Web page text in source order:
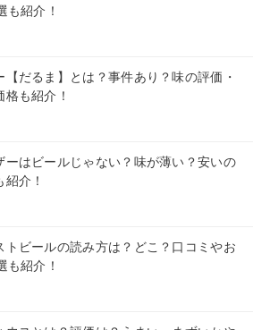
も紹介！
【だるま】とは？事件あり？味の評価・
も紹介！
ーはビールじゃない？味が薄い？安いの
介！
トビールの読み方は？どこ？口コミやお
も紹介！